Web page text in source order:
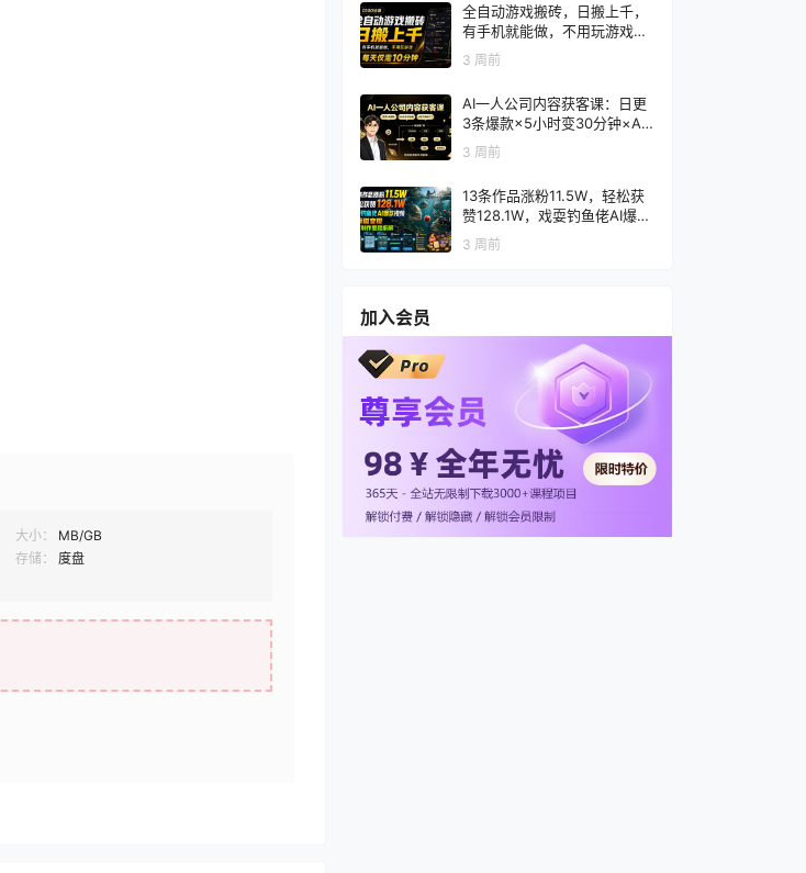
大小：
MB/GB
存储：
度盘
全自动游戏搬砖，日搬上千，
有手机就能做，不用玩游戏，
每天仅需10分钟
3 周前
AI一人公司内容获客课：日更
3条爆款×5小时变30分钟×AI
员工自动打工，轻松实现多平
台获客
3 周前
13条作品涨粉11.5W，轻松获
赞128.1W，戏耍钓鱼佬AI爆款
视频，多渠道变现，全套制作
思路拆解
3 周前
加入会员